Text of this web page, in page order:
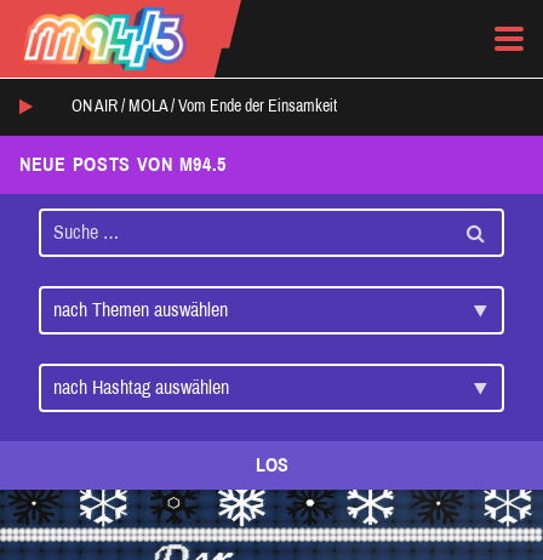
ON AIR / MOLA/ Vom Ende der Einsamkeit
NEUE POSTS VON M94.5
LOS